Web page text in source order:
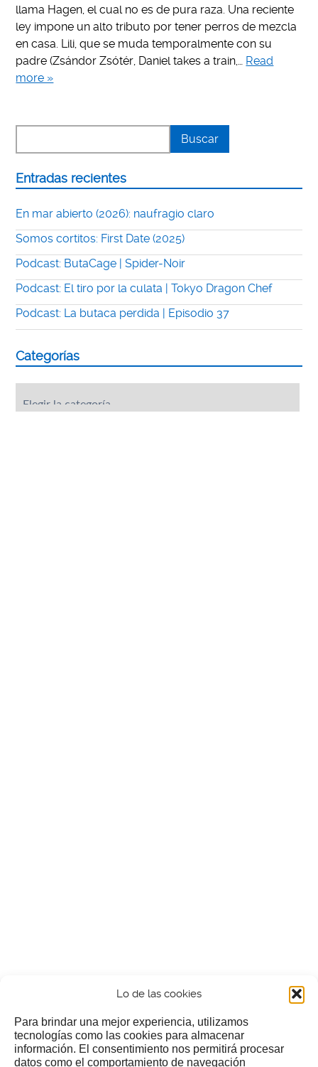
Lo de las cookies
Para brindar una mejor experiencia, utilizamos
tecnologías como las cookies para almacenar
información. El consentimiento nos permitirá procesar
datos como el comportamiento de navegación
llama Hagen, el cual no es de pura raza. Una reciente
ley impone un alto tributo por tener perros de mezcla
en casa. Lili, que se muda temporalmente con su
padre (Zsándor Zsótér, Daniel takes a train,… Read
more »
Entradas recientes
En mar abierto (2026): naufragio claro
Somos cortitos: First Date (2025)
Podcast: ButaCage | Spider-Noir
Podcast: El tiro por la culata | Tokyo Dragon Chef
Podcast: La butaca perdida | Episodio 37
Categorías
¿Nos invitas a un cafecillo?